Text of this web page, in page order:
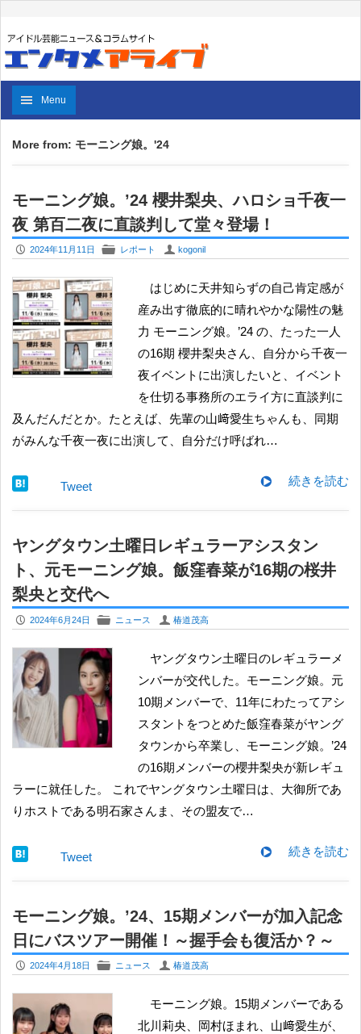
Menu
More from: モーニング娘。'24
モーニング娘。’24 櫻井梨央、ハロショ千夜一
夜 第百二夜に直談判して堂々登場！
P 2024年11月11日 F レポート U kogonil
はじめに天井知らずの自己肯定感が
産み出す徹底的に晴れやかな陽性の魅
力 モーニング娘。’24 の、たった一人
の16期 櫻井梨央さん、自分から千夜一
夜イベントに出演したいと、イベント
を仕切る事務所のエライ方に直談判に
及んだんだとか。たとえば、先輩の山﨑愛生ちゃんも、同期
がみんな千夜一夜に出演して、自分だけ呼ばれ…
続きを読む
Tweet
ヤングタウン土曜日レギュラーアシスタン
ト、元モーニング娘。飯窪春菜が16期の桜井
梨央と交代へ
P 2024年6月24日 F ニュース U 椿道茂高
ヤングタウン土曜日のレギュラーメ
ンバーが交代した。モーニング娘。元
10期メンバーで、11年にわたってアシ
スタントをつとめた飯窪春菜がヤング
タウンから卒業し、モーニング娘。’24
の16期メンバーの櫻井梨央が新レギュ
ラーに就任した。 これでヤングタウン土曜日は、大御所であ
りホストである明石家さんま、その盟友で…
続きを読む
Tweet
モーニング娘。’24、15期メンバーが加入記念
日にバスツアー開催！～握手会も復活か？～
P 2024年4月18日 F ニュース U 椿道茂高
モーニング娘。15期メンバーである
北川莉央、岡村ほまれ、山﨑愛生が、